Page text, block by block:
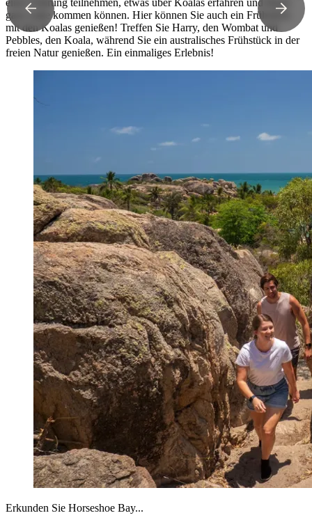
einer Führung teilnehmen, etwas über Koalas erfahren und ihnen
ganz nahe kommen können. Hier können Sie auch ein Frühstück
mit den Koalas genießen! Treffen Sie Harry, den Wombat und
Pebbles, den Koala, während Sie ein australisches Frühstück in der
freien Natur genießen. Ein einmaliges Erlebnis!
Erkunden Sie Horseshoe Bay...